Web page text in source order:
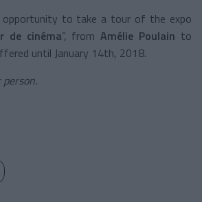
opportunity to take a tour of the expo
de cinéma”, fromAmélie Poulain to
until January 14th, 2018.
person.